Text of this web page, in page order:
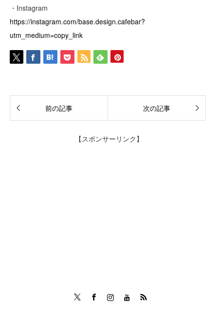
・Instagram
https://instagram.com/base.design.cafebar?
utm_medium=copy_link
前の記事 次の記事
【スポンサーリンク】
InstagramTumblr RSS